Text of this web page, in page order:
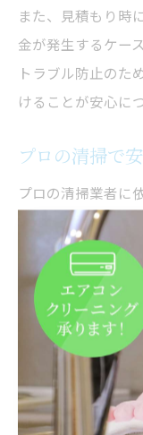
また、見積もり時
金が発生するケー
トラブル防止のた
けることが安心に
プロの清掃で
プロの清掃業者に
清掃技術と安全な
門知識を持つスタ
わせて最適な方法
います。
たとえば、エアコ
除では取り切れま
クを大幅に減らせ
用機材を使うこと